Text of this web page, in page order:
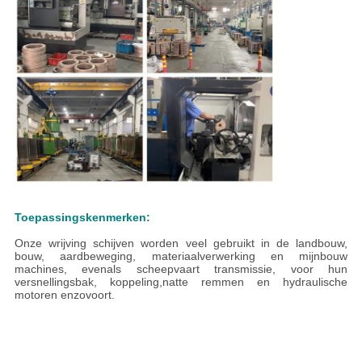
Toepassingskenmerken:
Onze wrijving schijven worden veel gebruikt in de landbouw,
bouw, aardbeweging, materiaalverwerking en mijnbouw
machines, evenals scheepvaart transmissie, voor hun
versnellingsbak, koppeling,natte remmen en hydraulische
motoren enzovoort.